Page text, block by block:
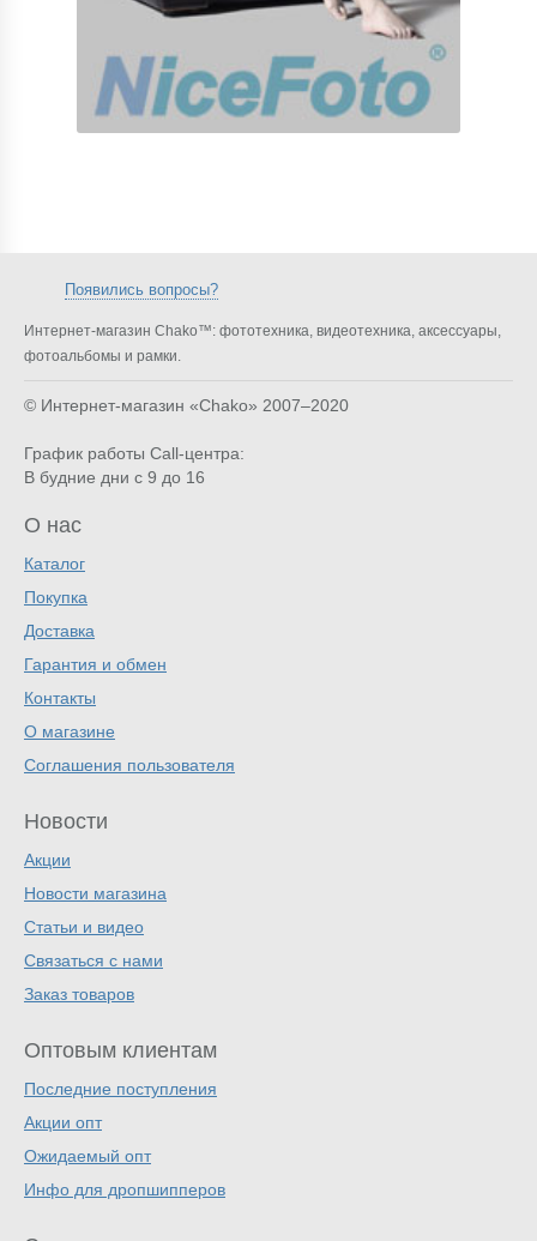
Появились вопросы?
Интернет-магазин Chako™: фототехника, видеотехника, аксессуары,
фотоальбомы и рамки.
© Интернет-магазин «Chako» 2007–2020
График работы Call-центра:
В будние дни с 9 до 16
О нас
Каталог
Покупка
Доставка
Гарантия и обмен
Контакты
О магазине
Соглашения пользователя
Новости
Акции
Новости магазина
Статьи и видео
Связаться с нами
Заказ товаров
Оптовым клиентам
Последние поступления
Акции опт
Ожидаемый опт
Инфо для дропшипперов